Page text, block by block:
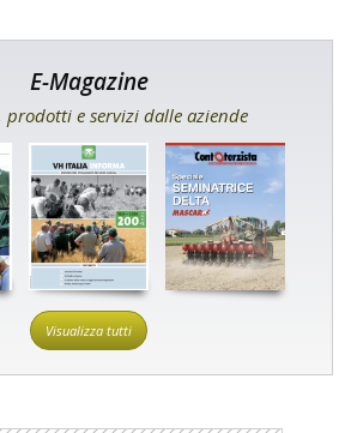
E-Magazine
prodotti e servizi dalle aziende
Visualizza tutti